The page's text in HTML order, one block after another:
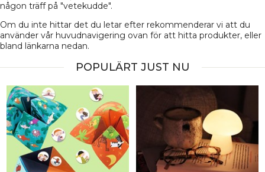
någon träff på "vetekudde".
Om du inte hittar det du letar efter rekommenderar vi att du
använder vår huvudnavigering ovan för att hitta produkter, eller
bland länkarna nedan.
POPULÄRT JUST NU